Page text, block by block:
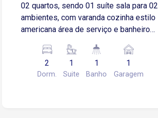
02 quartos, sendo 01 suíte sala para 02
ambientes, com varanda cozinha estilo
americana área de serviço e banheiro
condomínio com boas opções de lazer:
piscina adulto e infantil, espaço com
churrasqueira, salão de festas<
2
Dorm.
1
Suite
1
Banho
1
Garagem